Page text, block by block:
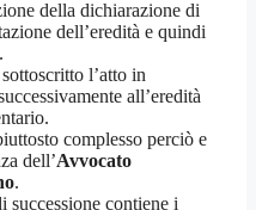
della dichiarazione di
dell’eredità e quindi
l’atto in
all’eredità
complesso perciò e
dell’Avvocato
.
successione contiene i